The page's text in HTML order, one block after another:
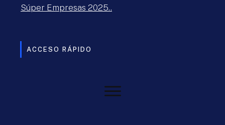
Súper Empresas 2025..
ACCESO RÁPIDO